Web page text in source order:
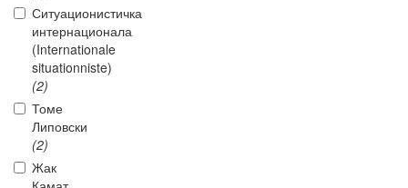
Ситуационистичка
интернационала
(Internationale
situationniste)
(2)
Томе
Липовски
(2)
Жак